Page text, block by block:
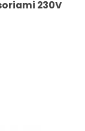
230V